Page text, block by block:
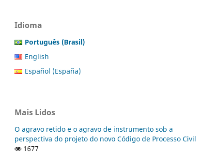
Idioma
Português (Brasil)
English
Español (España)
Mais Lidos
O agravo retido e o agravo de instrumento sob a
perspectiva do projeto do novo Código de Processo Civil
1677